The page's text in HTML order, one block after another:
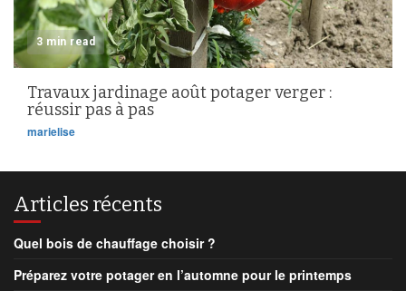
3 min read
Travaux jardinage août potager verger :
réussir pas à pas
marielise
Articles récents
Quel bois de chauffage choisir ?
Préparez votre potager en l’automne pour le printemps